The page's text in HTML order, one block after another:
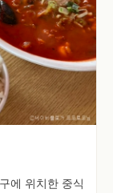
에 위치한 중식